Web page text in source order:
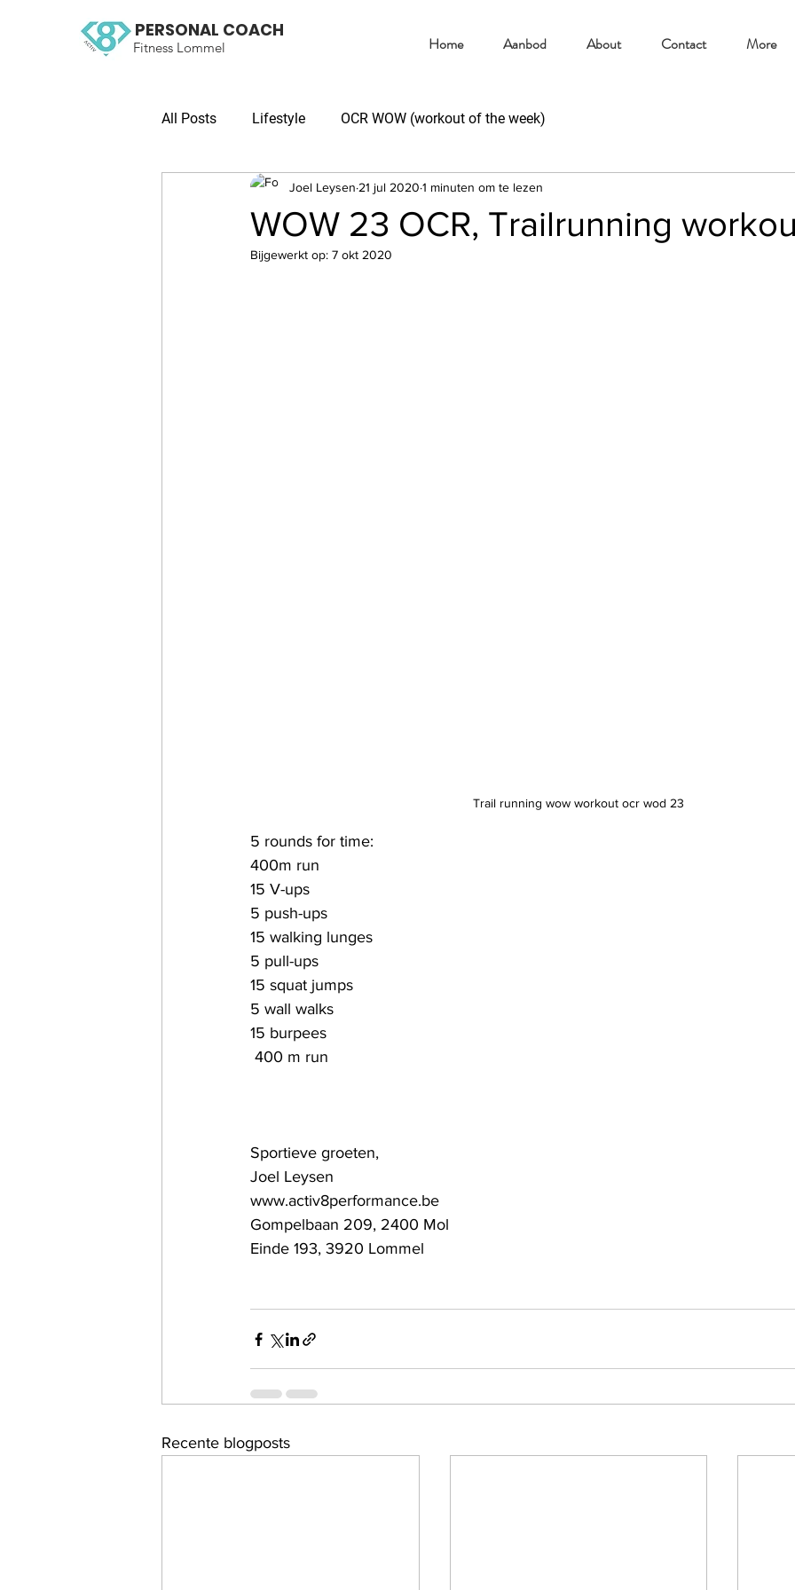
PERSONAL COACH
Fitness Lommel Home Aanbod About Contact More
All Posts Lifestyle OCR WOW (workout of the week)
WOW 23 OCR, Trailrunning
Joel Leysen 21 jul 2020 1 minuten om te lezen
Bijgewerkt op: 7 okt 2020
Trail running wow workout ocr wod 23
5 rounds for time:
400m run
15 V-ups
5 push-ups
15 walking lunges
5 pull-ups
15 squat jumps
5 wall walks
15 burpees
400 m run
Sportieve groeten,
Joel Leysen
www.activ8performance.be
Gompelbaan 209, 2400 Mol
Einde 193, 3920 Lommel
Recente blogposts